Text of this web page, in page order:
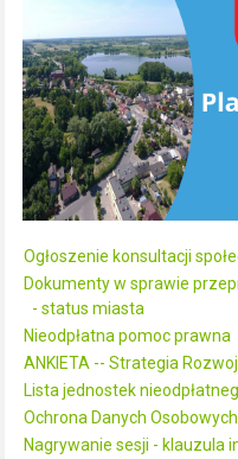
Ogłoszenie konsultacji
Dokumenty w sprawie
- status miasta
Nieodpłatna pomoc prawna
ANKIETA -- Strategia
Lista jednostek
Ochrona Danych
Nagrywanie sesji - klauzula